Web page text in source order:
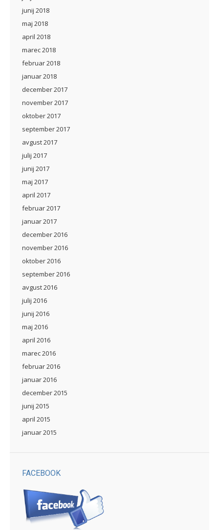
junij 2018
maj 2018
april 2018
marec 2018
februar 2018
januar 2018
december 2017
november 2017
oktober 2017
september 2017
avgust 2017
julij 2017
junij 2017
maj 2017
april 2017
februar 2017
januar 2017
december 2016
november 2016
oktober 2016
september 2016
avgust 2016
julij 2016
junij 2016
maj 2016
april 2016
marec 2016
februar 2016
januar 2016
december 2015
junij 2015
april 2015
januar 2015
FACEBOOK